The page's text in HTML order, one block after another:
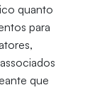
quanto
para
que